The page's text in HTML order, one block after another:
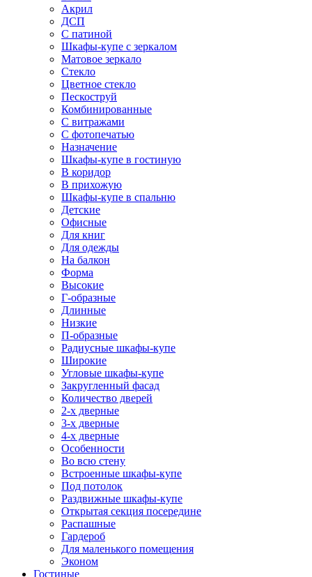
Акрил
ДСП
С патиной
Шкафы-купе с зеркалом
Матовое зеркало
Стекло
Цветное стекло
Пескоструй
Комбинированные
С витражами
С фотопечатью
Назначение
Шкафы-купе в гостиную
В коридор
В прихожую
Шкафы-купе в спальню
Детские
Офисные
Для книг
Для одежды
На балкон
Форма
Высокие
Г-образные
Длинные
Низкие
П-образные
Радиусные шкафы-купе
Широкие
Угловые шкафы-купе
Закругленный фасад
Количество дверей
2-х дверные
3-х дверные
4-х дверные
Особенности
Во всю стену
Встроенные шкафы-купе
Под потолок
Раздвижные шкафы-купе
Открытая секция посередине
Распашные
Гардероб
Для маленького помещения
Эконом
Гостиные